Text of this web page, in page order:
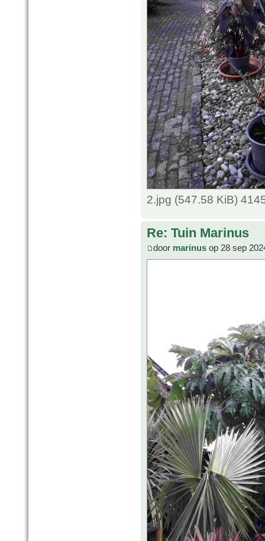
2.jpg (547.58 KiB)
Re: Tuin Marinus
door marinus op 28 sep